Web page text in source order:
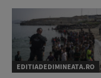
EDITIADEDIMINEATA.RO